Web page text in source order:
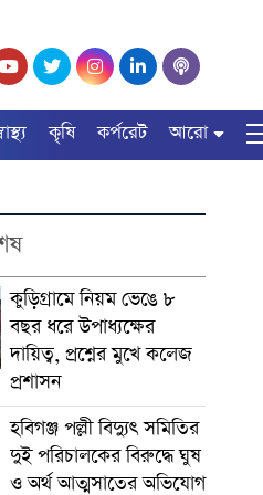
কৃষি কর্পরেট আরো
কুড়িগ্রামে নিয়ম ভেঙে ৮
বছর ধরে উপাধ্যক্ষের
দায়িত্ব, প্রশ্নের মুখে কলেজ
প্রশাসন
হবিগঞ্জ পল্লী বিদ্যুৎ সমিতির
দুই পরিচালকের বিরুদ্ধে ঘুষ
ও অর্থ আত্মসাতের অভিযোগ